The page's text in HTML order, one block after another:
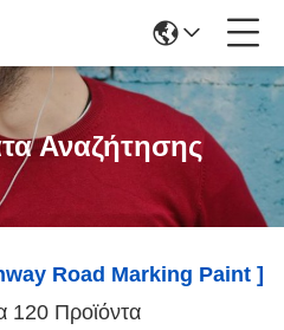
Αναζήτησης
Road Marking Paint ]
120 Προϊόντα